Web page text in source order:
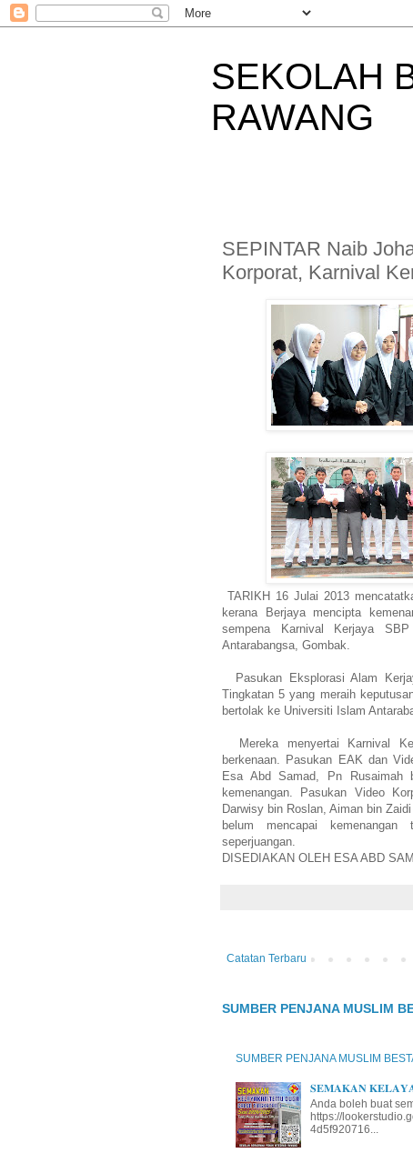
SEKOLAH
RAWANG
SEPINTAR Naib
Korporat, Karnival
TARIKH 16 Julai 2013
kerana Berjaya mencipta
sempena Karnival Kerjaya
Antarabangsa, Gombak.
Pasukan Eksplorasi Alam
Tingkatan 5 yang meraih
bertolak ke Universiti Islam
Mereka menyertai Karnival
berkenaan. Pasukan EAK dan
Esa Abd Samad, Pn Rusaimah
kemenangan. Pasukan Video
Darwisy bin Roslan, Aiman bin
belum mencapai
seperjuangan.
DISEDIAKAN OLEH ESA ABD
Catatan Terbaru
SUMBER PENJANA MUSLIM
SUMBER PENJANA MUSLIM
𝐒𝐄𝐌𝐀𝐊𝐀𝐍
Anda boleh buat
https://
4d5f920716...